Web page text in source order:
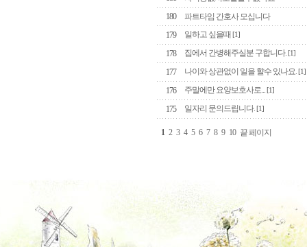
180
파트타임 간호사 모십니다
179
일하고 싶을때 [1]
178 집에서 간병해주실분 구합니다. [1]
177 나이와 상관없이 일을 햘수 있나요. [1]
176 주말에만 요양보호사로... [1]
175 일자리 문의드립니다. [1]
1 2 3 4 5 6 7 8 9 10 끝 페이지